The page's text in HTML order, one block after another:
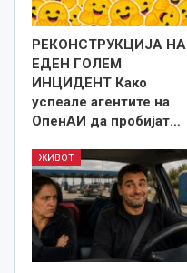
РЕКОНСТРУКЦИЈА НА
ЕДЕН ГОЛЕМ
ИНЦИДЕНТ Како
успеале агентите на
ОпенАИ да пробијат…
ЖИВОТ